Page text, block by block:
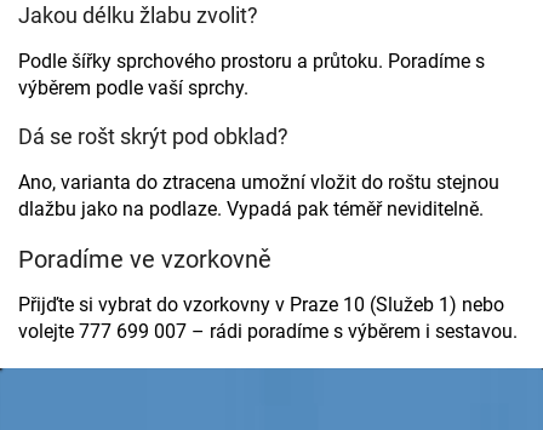
p
u
Jakou délku žlabu zvolit?
Podle šířky sprchového prostoru a průtoku. Poradíme s
výběrem podle vaší sprchy.
Dá se rošt skrýt pod obklad?
Ano, varianta do ztracena umožní vložit do roštu stejnou
dlažbu jako na podlaze. Vypadá pak téměř neviditelně.
Poradíme ve vzorkovně
Přijďte si vybrat do vzorkovny v Praze 10 (Služeb 1) nebo
volejte 777 699 007 – rádi poradíme s výběrem i sestavou.
Z